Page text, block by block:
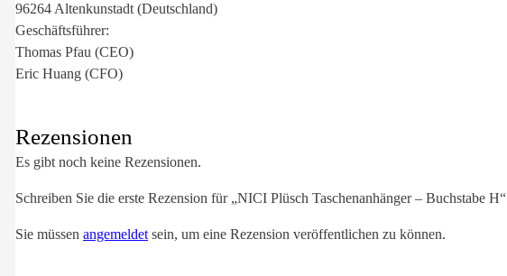
96264 Altenkunstadt (Deutschland)
Geschäftsführer:
Thomas Pfau (CEO)
Eric Huang (CFO)
Rezensionen
Es gibt noch keine Rezensionen.
Schreiben Sie die erste Rezension für „NICI Plüsch Taschenanhänger – Buchstabe H“
Sie müssen angemeldet sein, um eine Rezension veröffentlichen zu können.